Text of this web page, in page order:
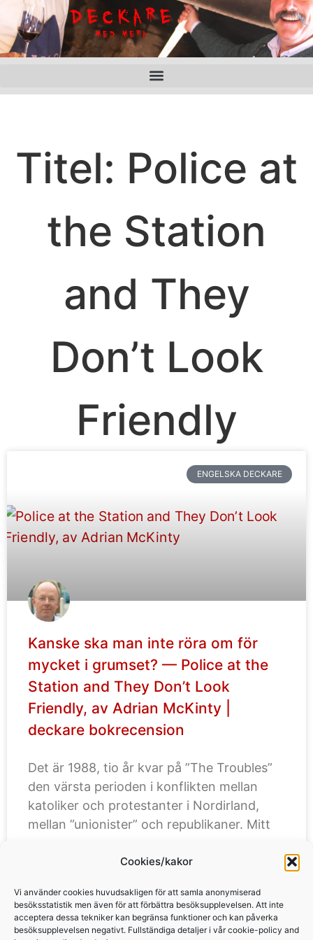
Cookies/kakor
Vi använder cookies huvudsakligen för att samla anonymiserad
besöksstatistik men även för att förbättra besöksupplevelsen. Att inte
acceptera dessa tekniker kan begränsa funktioner och kan påverka
besöksupplevelsen negativt. Fullständiga detaljer i vår cookie-policy and
Titel: Police at
the Station
and They
Don’t Look
Friendly
ENGELSKA DECKARE
Kanske ska man inte röra om för
mycket i grumset? — Police at the
Station and They Don’t Look
Friendly, av Adrian McKinty |
deckare bokrecension
Det är 1988, tio år kvar på ”The Troubles”
den värsta perioden i konflikten mellan
katoliker och protestanter i Nordirland,
mellan ”unionister” och republikaner. Mitt